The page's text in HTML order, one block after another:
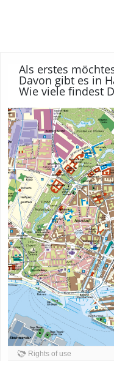
Als erstes
Davon gibt es in
Wie viele findest
Rights of use